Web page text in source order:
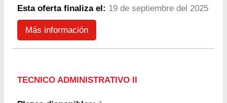
Esta oferta finaliza el: 19 de septiembre del 2025
Más información
TECNICO ADMINISTRATIVO II